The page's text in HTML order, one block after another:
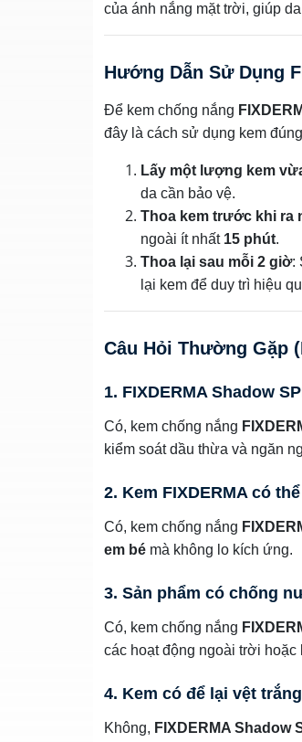
của ánh nắng mặt trời, giúp
Hướng Dẫn Sử Dụng
Để kem chống nắng
đây là cách sử dụng kem
Lấy một lượng kem
da cần bảo vệ.
Thoa kem trước khi ra
ngoài ít nhất 15 phút.
Thoa lại sau mỗi 2 giờ:
lại kem để duy trì hiệu
Câu Hỏi Thường Gặp
1. FIXDERMA Shadow
Có, kem chống nắng
kiểm soát dầu thừa và ngăn
2. Kem FIXDERMA có
Có, kem chống nắng
em bé mà không lo kích ứng.
3. Sản phẩm có chống
Có, kem chống nắng
các hoạt động ngoài trời hoặc
4. Kem có để lại vệt
Không, FIXDERMA Shadow